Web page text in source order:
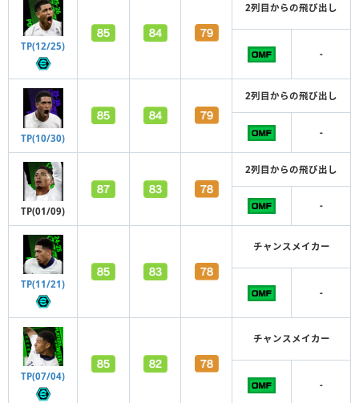
TP(12/25)
2列目からの飛び出し
-
TP(10/30)
2列目からの飛び出し
-
TP(01/09)
2列目からの飛び出し
-
TP(11/21)
チャンスメイカー
-
TP(07/04)
チャンスメイカー
-